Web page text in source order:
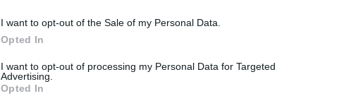
I want to opt-out of the Sale of my Personal Data.
Opted In
I want to opt-out of processing my Personal Data for Targeted
Advertising.
Opted In